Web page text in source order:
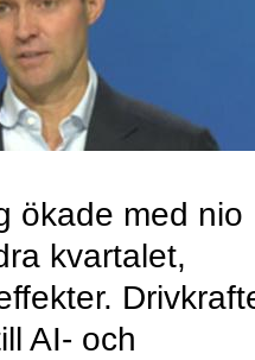
ökade med nio
kvartalet,
AI- och